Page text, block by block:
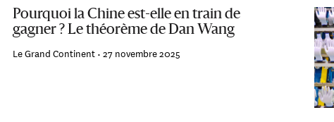
Pourquoi la Chine est-elle en train de
gagner ? Le théorème de Dan Wang
Le Grand Continent •27 novembre 2025